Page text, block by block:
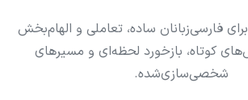
برای فارسی‌زبانان ساده، تعاملی و الهام‌بخش
کوتاه، بازخورد لحظه‌ای و مسیرهای
شخصی‌سازی‌شده.